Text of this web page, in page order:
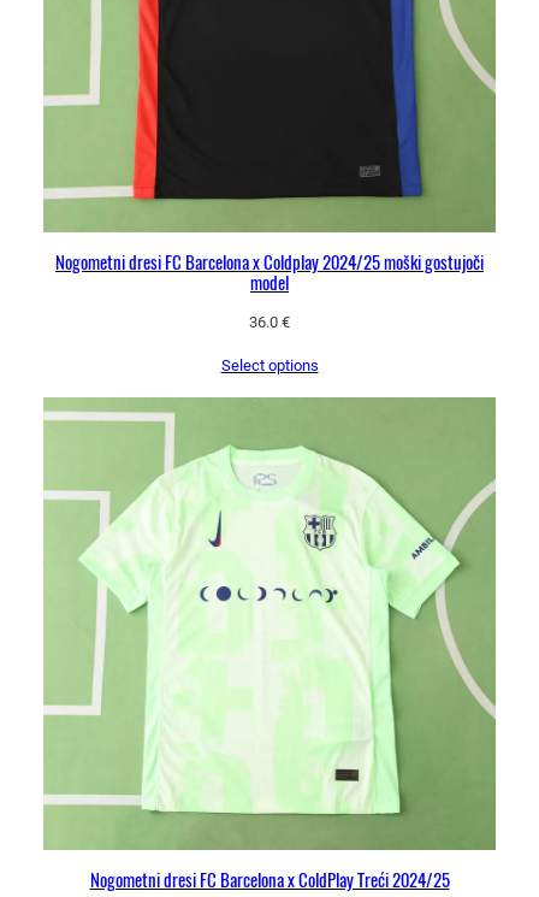
Nogometni dresi FC Barcelona x Coldplay 2024/25 moški gostujoči
model
36.0 €
Select options
Nogometni dresi FC Barcelona x ColdPlay Treći 2024/25